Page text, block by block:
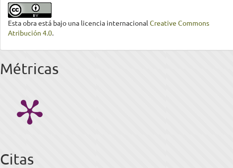
Esta obra está bajo una licencia internacionalCreative Commons
Atribución 4.0.
Métricas
Citas